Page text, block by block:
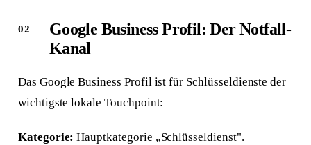
Google Business Profil: Der Notfall-
Kanal
Das Google Business Profil ist für Schlüsseldienste der
wichtigste lokale Touchpoint:
Kategorie: Hauptkategorie „Schlüsseldienst".